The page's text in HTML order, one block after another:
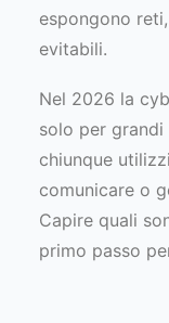
espongono
evitabili.
Nel 2026 la
solo per grandi
chiunque
comunicare o
Capire quali
primo passo